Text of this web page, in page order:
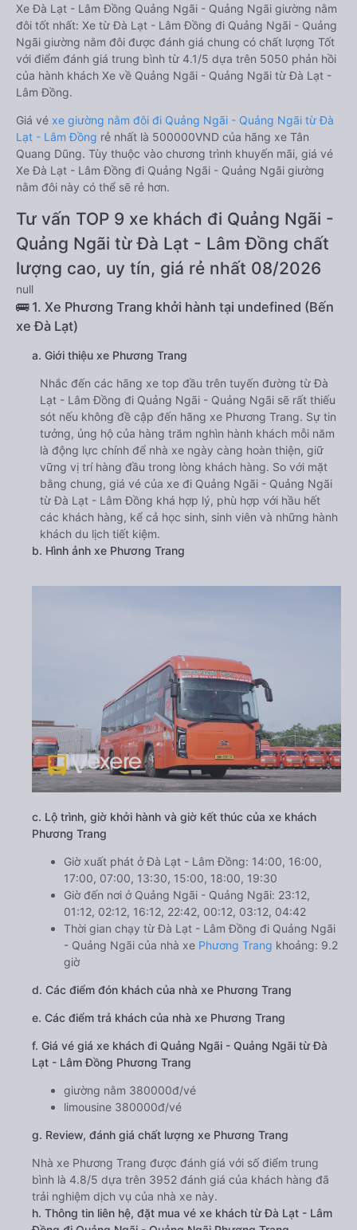
Xe Đà Lạt - Lâm Đồng Quảng Ngãi - Quảng Ngãi giường nằm
đôi tốt nhất: Xe từ Đà Lạt - Lâm Đồng đi Quảng Ngãi - Quảng
Ngãi giường nằm đôi được đánh giá chung có chất lượng Tốt
với điểm đánh giá trung bình từ 4.1/5 dựa trên 5050 phản hồi
của hành khách Xe về Quảng Ngãi - Quảng Ngãi từ Đà Lạt -
Lâm Đồng.
Giá vé xe giường nằm đôi đi Quảng Ngãi - Quảng Ngãi từ Đà
Lạt - Lâm Đồng rẻ nhất là 500000VND của hãng xe Tân
Quang Dũng. Tùy thuộc vào chương trình khuyến mãi, giá vé
Xe Đà Lạt - Lâm Đồng đi Quảng Ngãi - Quảng Ngãi giường
nằm đôi này có thể sẽ rẻ hơn.
Tư vấn TOP 9 xe khách đi Quảng Ngãi -
Quảng Ngãi từ Đà Lạt - Lâm Đồng chất
lượng cao, uy tín, giá rẻ nhất 08/2026
null
🚌 1. Xe Phương Trang khởi hành tại undefined (Bến
xe Đà Lạt)
a. Giới thiệu xe Phương Trang
Nhắc đến các hãng xe top đầu trên tuyến đường từ Đà
Lạt - Lâm Đồng đi Quảng Ngãi - Quảng Ngãi sẽ rất thiếu
sót nếu không đề cập đến hãng xe Phương Trang. Sự tin
tưởng, ủng hộ của hàng trăm nghìn hành khách mỗi năm
là động lực chính để nhà xe ngày càng hoàn thiện, giữ
vững vị trí hàng đầu trong lòng khách hàng. So với mặt
bằng chung, giá vé của xe đi Quảng Ngãi - Quảng Ngãi
từ Đà Lạt - Lâm Đồng khá hợp lý, phù hợp với hầu hết
các khách hàng, kể cả học sinh, sinh viên và những hành
khách du lịch tiết kiệm.
b. Hình ảnh xe Phương Trang
c. Lộ trình, giờ khởi hành và giờ kết thúc của xe khách
Phương Trang
Giờ xuất phát ở Đà Lạt - Lâm Đồng: 14:00, 16:00,
17:00, 07:00, 13:30, 15:00, 18:00, 19:30
Giờ đến nơi ở Quảng Ngãi - Quảng Ngãi: 23:12,
01:12, 02:12, 16:12, 22:42, 00:12, 03:12, 04:42
Thời gian chạy từ Đà Lạt - Lâm Đồng đi Quảng Ngãi
- Quảng Ngãi của nhà xe Phương Trang khoảng: 9.2
giờ
d. Các điểm đón khách của nhà xe Phương Trang
e. Các điểm trả khách của nhà xe Phương Trang
f. Giá vé giá xe khách đi Quảng Ngãi - Quảng Ngãi từ Đà
Lạt - Lâm Đồng Phương Trang
giường nằm 380000đ/vé
limousine 380000đ/vé
g. Review, đánh giá chất lượng xe Phương Trang
Nhà xe Phương Trang được đánh giá với số điểm trung
bình là 4.8/5 dựa trên 3952 đánh giá của khách hàng đã
trải nghiệm dịch vụ của nhà xe này.
h. Thông tin liên hệ, đặt mua vé xe khách từ Đà Lạt - Lâm